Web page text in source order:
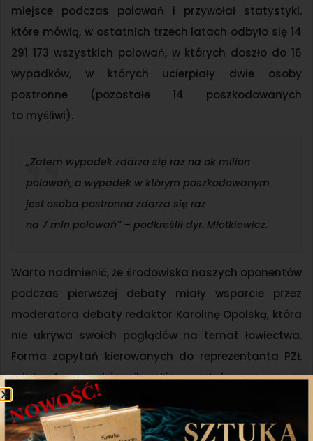
miejsce podczas polowań i przywołał statystyki,
które mówią, w ostatnich trzech latach odbyło się 14
291 173 wszystkich polowań, w których doszło do 16
wypadków, w których ucierpiały dwie osoby
postronne (pozostałe 14 poszkodowanych
to myśliwi).
„Zatem wypadek zdarza się raz na ok milion
polowań, a wypadek w którym poszkodowanym
jest osoba postronna zdarza się raz
na 7 mln polowań” – podkreślił dyr. Młotkiewicz.
Warto nadmienić, że środowiska naszych oponentów
podczas pierwszej debaty miały wsparcie przez
moderatora debaty redaktor Karolinę Opolską, która
nie ukrywa swoich poglądów na temat łowiectwa.
Forma zapytań kierowanych do reprezentanta PZŁ
miała formę dziennikarskiego ataku na nasze
środowisko oraz przesłuchania.
Debata II